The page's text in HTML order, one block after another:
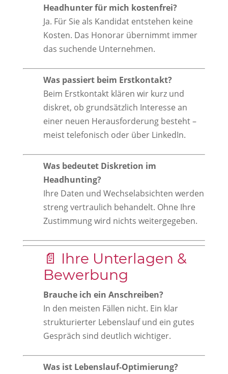
Headhunter für mich kostenfrei?
Ja. Für Sie als Kandidat entstehen keine
Kosten. Das Honorar übernimmt immer
das suchende Unternehmen.
Was passiert beim Erstkontakt?
Beim Erstkontakt klären wir kurz und
diskret, ob grundsätzlich Interesse an
einer neuen Herausforderung besteht –
meist telefonisch oder über LinkedIn.
Was bedeutet Diskretion im
Headhunting?
Ihre Daten und Wechselabsichten werden
streng vertraulich behandelt. Ohne Ihre
Zustimmung wird nichts weitergegeben.
📄 Ihre Unterlagen &
Bewerbung
Brauche ich ein Anschreiben?
In den meisten Fällen nicht. Ein klar
strukturierter Lebenslauf und ein gutes
Gespräch sind deutlich wichtiger.
Was ist Lebenslauf-Optimierung?